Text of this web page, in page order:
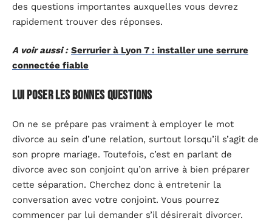
des questions importantes auxquelles vous devrez
rapidement trouver des réponses.
A voir aussi : Serrurier à Lyon 7 : installer une serrure
connectée fiable
Lui poser les bonnes questions
On ne se prépare pas vraiment à employer le mot
divorce au sein d’une relation, surtout lorsqu’il s’agit de
son propre mariage. Toutefois, c’est en parlant de
divorce avec son conjoint qu’on arrive à bien préparer
cette séparation. Cherchez donc à entretenir la
conversation avec votre conjoint. Vous pourrez
commencer par lui demander s’il désirerait divorcer.